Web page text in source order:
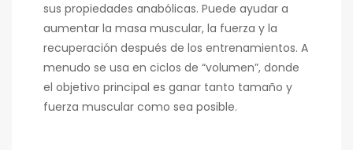
sus propiedades anabólicas. Puede ayudar a
aumentar la masa muscular, la fuerza y la
recuperación después de los entrenamientos. A
menudo se usa en ciclos de “volumen”, donde
el objetivo principal es ganar tanto tamaño y
fuerza muscular como sea posible.